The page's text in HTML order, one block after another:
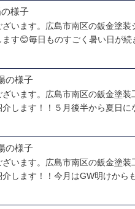
様子
ざいます。広島市南区の鈑金塗
ます😊毎日ものすごく暑い日が続
の様子
ざいます。広島市南区の鈑金塗
します！！５月後半から夏日
の様子
ざいます。広島市南区の鈑金塗
します！！今月はGW明けから